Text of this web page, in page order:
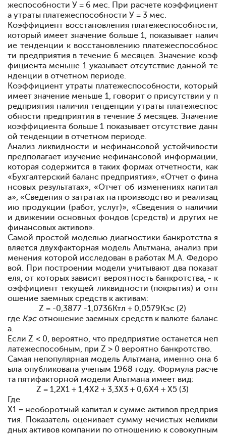
жеспособности У = 6 мес. При расчете коэффициент
а утраты платежеспособности У = 3 мес.
Коэффициент восстановления платежеспособности,
который имеет значение больше 1, показывает налич
ие тенденции к восстановлению платежеспособнос
ти предприятия в течение 6 месяцев. Значение коэф
фициента меньше 1 указывает отсутствие данной те
нденции в отчетном периоде.
Коэффициент утраты платежеспособности, который
имеет значение меньше 1, говорит о присутствии у п
редприятия наличия тенденции утраты платежеспос
обности предприятия в течение 3 месяцев. Значение
коэффициента больше 1 показывает отсутствие данн
ой тенденции в отчетном периоде.
Анализ ликвидности и нефинансовой устойчивости
предполагает изучение нефинансовой информации,
которая содержится в таких формах отчетности, как
«Бухгалтерский баланс предприятия», «Отчет о фина
нсовых результатах», «Отчет об изменениях капитал
а», «Сведения о затратах на производство и реализац
ию продукции (работ, услуг)», «Сведения о наличии
и движении основных фондов (средств) и других не
финансовых активов».
Самой простой моделью диагностики банкротства я
вляется двухфакторная модель Альтмана, анализ при
менения которой исследован в работах М.А. Федоро
вой. При построении модели учитывают два показат
еля, от которых зависит вероятность банкротства, - к
оэффициент текущей ликвидности (покрытия) и отн
ошение заемных средств к активам:
Z = -0,3877 -1,0736Ктл + 0,0579Кэс (2)
где Кэс отношение заемных средств к валюте баланс
а.
Если Z < 0, вероятно, что предприятие останется неп
латежеспособным, при Z > 0 вероятно банкротство.
Самая непопулярная модель Альтмана, именно она б
ыла опубликована ученым 1968 году. Формула расче
та пятифакторной модели Альтмана имеет вид:
Z = 1,2Х1 + 1,4Х2 + 3,3Х3 + 0,6Х4 + Х5 (3)
Где
X1 = необоротный капитал к сумме активов предприя
тия. Показатель оценивает сумму нечистых неликви
дных активов компании по отношению к совокупным